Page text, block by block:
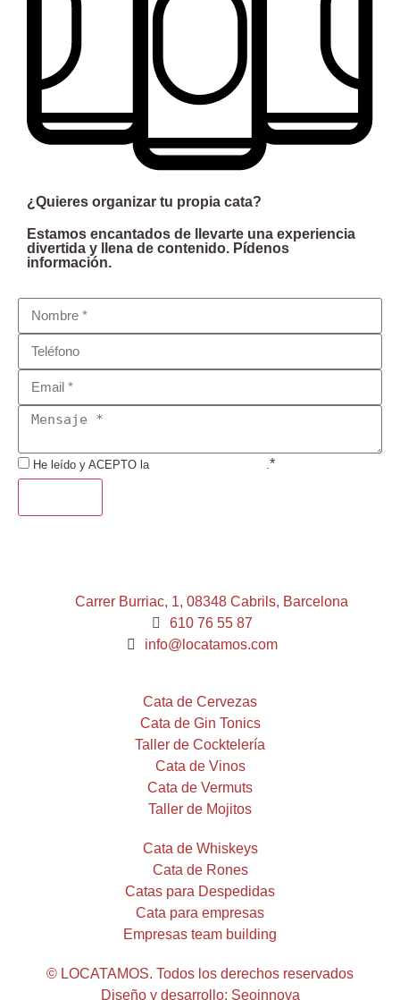
¿Quieres organizar tu propia cata?
Estamos encantados de llevarte una experiencia
divertida y llena de contenido. Pídenos
información.
He leído y ACEPTO la .*
Carrer Burriac, 1, 08348 Cabrils, Barcelona
610 76 55 87
info@locatamos.com
Cata de Cervezas
Cata de Gin Tonics
Taller de Cocktelería
Cata de Vinos
Cata de Vermuts
Taller de Mojitos
Cata de Whiskeys
Cata de Rones
Catas para Despedidas
Cata para empresas
Empresas team building
© LOCATAMOS. Todos los derechos reservados
Diseño y desarrollo: Seoinnova